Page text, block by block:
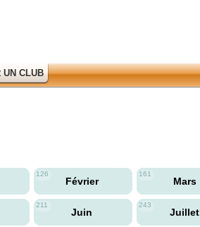
UN CLUB
126
Février
161
Mars
211
Juin
243
Juillet